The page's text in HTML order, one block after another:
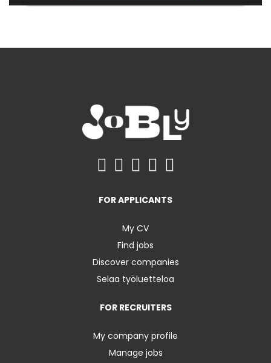
FOR APPLICANTS
My CV
Find jobs
Discover companies
Selaa työluetteloa
FOR RECRUITERS
My company profile
Manage jobs